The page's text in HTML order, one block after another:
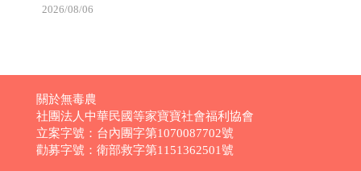
2026/08/06
關於無毒農
社團法人中華民國等家寶寶社會福利協會
立案字號：台內團字第1070087702號
勸募字號：衛部救字第1151362501號